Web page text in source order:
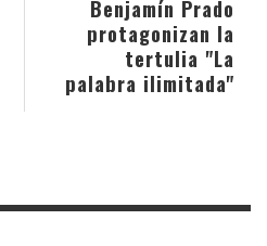
Benjamín Prado
protagonizan la
tertulia "La
palabra ilimitada"